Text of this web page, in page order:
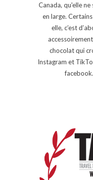
Canada, qu'elle
en large.
elle, c’est
chocolat qui
Instagram et